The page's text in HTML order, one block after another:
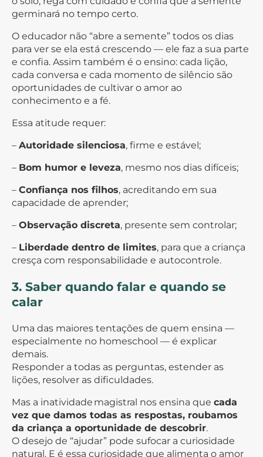
germinará no tempo certo.
O educador não “abre a semente” todos os dias
para ver se ela está crescendo — ele faz a sua parte
e confia. Assim também é o ensino: cada lição,
cada conversa e cada momento de silêncio são
oportunidades de cultivar o amor ao
conhecimento e a fé.
Essa atitude requer:
– Autoridade silenciosa, firme e estável;
– Bom humor e leveza, mesmo nos dias difíceis;
– Confiança nos filhos, acreditando em sua
capacidade de aprender;
– Observação discreta, presente sem controlar;
– Liberdade dentro de limites, para que a criança
cresça com responsabilidade e autocontrole.
3. Saber quando falar e quando se
calar
Uma das maiores tentações de quem ensina —
especialmente no homeschool — é explicar
demais.
Responder a todas as perguntas, estender as
lições, resolver as dificuldades.
Mas a inatividade magistral nos ensina que cada
vez que damos todas as respostas, roubamos
da criança a oportunidade de descobrir.
O desejo de “ajudar” pode sufocar a curiosidade
natural. E é essa curiosidade que alimenta o amor